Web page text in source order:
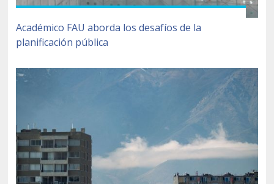
Académico FAU aborda los desafíos de la
planificación pública